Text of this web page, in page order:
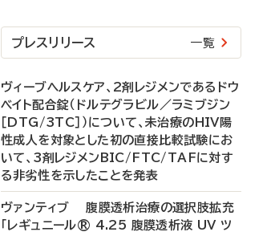
プレスリリース 一覧
ヴィーブヘルスケア、2剤レジメンであるドウ
ベイト配合錠（ドルテグラビル／ラミブジン
［DTG/3TC］）について、未治療のHIV陽
性成人を対象とした初の直接比較試験にお
いて、3剤レジメンBIC/FTC/TAFに対す
る非劣性を示したことを発表
ヴァンティブ 腹膜透析治療の選択肢拡充
「レギュニール® 4.25 腹膜透析液 UV ツ